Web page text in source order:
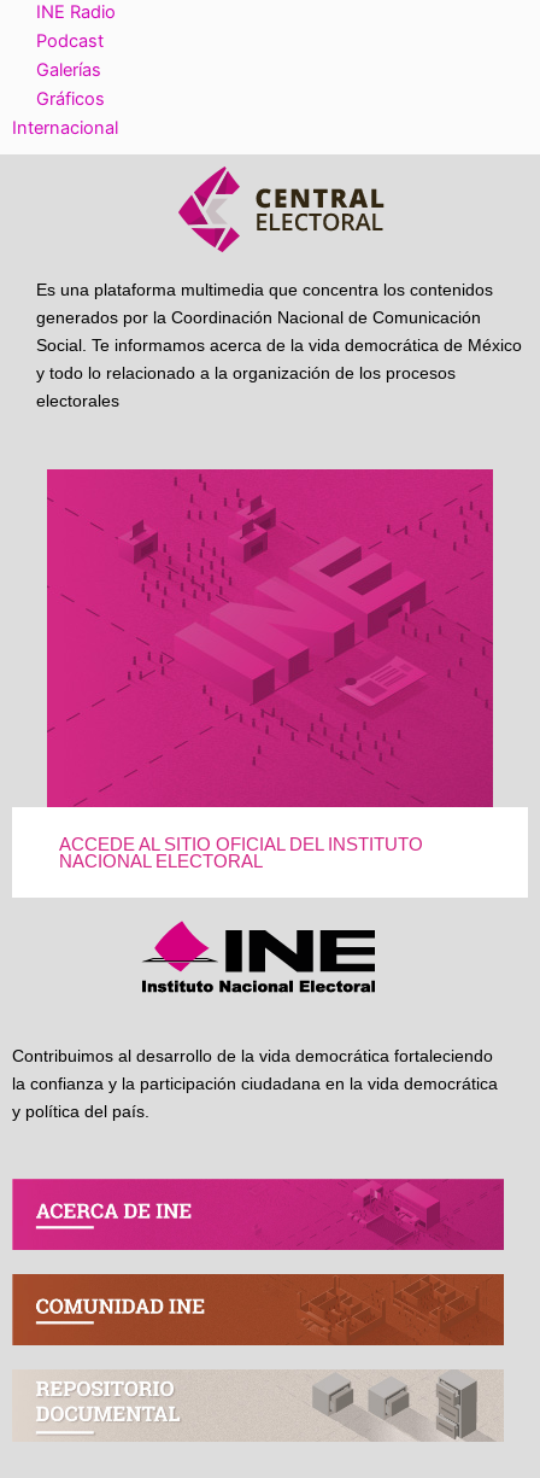
INE Radio
Podcast
Galerías
Gráficos
Internacional
Es una plataforma multimedia que concentra los contenidos
generados por la Coordinación Nacional de Comunicación
Social. Te informamos acerca de la vida democrática de México
y todo lo relacionado a la organización de los procesos
electorales
ACCEDE AL SITIO OFICIAL DEL INSTITUTO
NACIONAL ELECTORAL
Contribuimos al desarrollo de la vida democrática fortaleciendo
la confianza y la participación ciudadana en la vida democrática
y política del país.